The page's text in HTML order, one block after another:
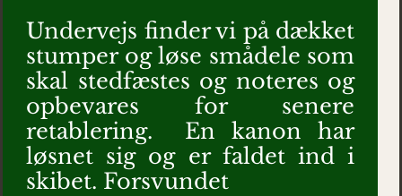
Undervejs finder vi på dækket
stumper og løse smådele som
skal stedfæstes og noteres og
opbevares for senere
retablering. En kanon har
løsnet sig og er faldet ind i
skibet. Forsvundet